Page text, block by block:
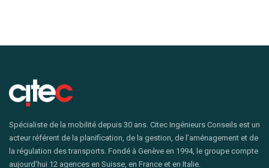
Spécialiste de la mobilité depuis 30 ans. Citec Ingénieurs Conseils est un
acteur référent de la planification, de la gestion, de l’aménagement et de
la régulation des transports. Fondé à Genève en 1994, le groupe compte
aujourd’hui 12 agences en Suisse, en France et en Italie.